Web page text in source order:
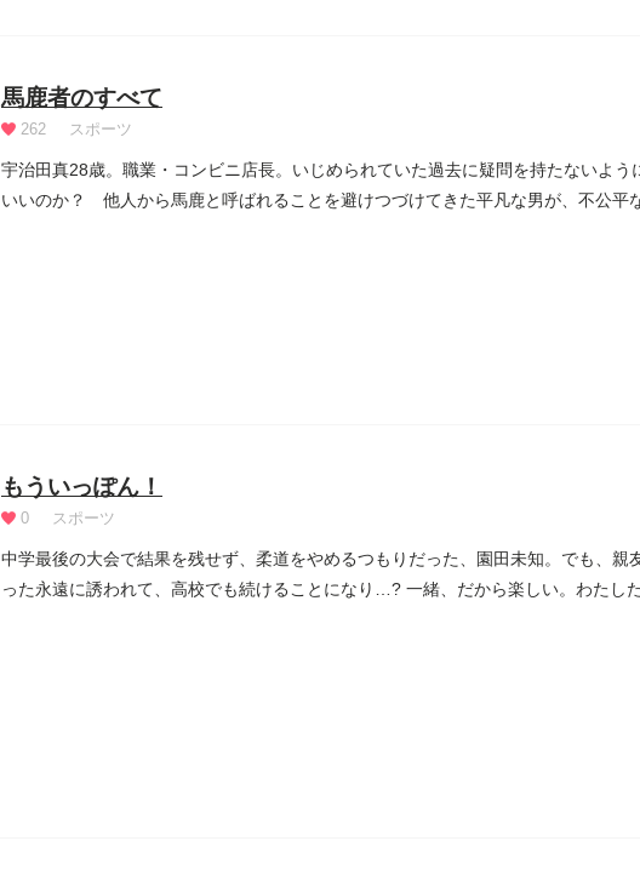
馬鹿者のすべて
262 スポーツ
宇治田真28歳。職業・コンビニ店長。いじめられていた過去に疑問を持たないよう
いいのか？ 他人から馬鹿と呼ばれることを避けつづけてきた平凡な男が、不公平
もういっぽん！
0 スポーツ
中学最後の大会で結果を残せず、柔道をやめるつもりだった、園田未知。でも、親
った永遠に誘われて、高校でも続けることになり…? 一緒、だから楽しい。わたし